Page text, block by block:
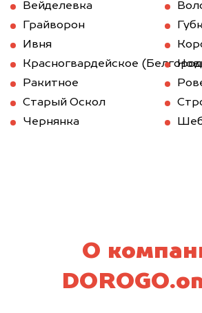
Вейделевка
Грайворон
Ивня
Красногвардейское
Ракитное
Старый Оскол
Чернянка
О